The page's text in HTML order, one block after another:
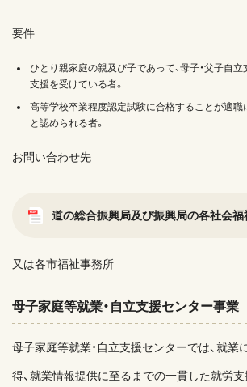
要件
ひとり親家庭の親及び子であって、母子・父子自
支援を受けている者。
高等学校卒業程度認定試験に合格することが適職
と認められる者。
お問い合わせ先
道の総合振興局及び振興局の各社会福
又は各市福祉事務所
母子家庭等就業・自立支援センター事業
母子家庭等就業・自立支援センターでは、就業
得、就業情報提供に至るまでの一貫した就労